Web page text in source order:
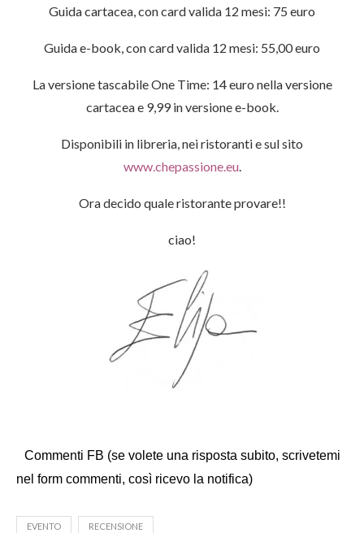
Guida cartacea, con card valida 12 mesi: 75 euro
Guida e-book, con card valida 12 mesi: 55,00 euro
La versione tascabile One Time: 14 euro nella versione
cartacea e 9,99 in versione e-book.
Disponibili in libreria, nei ristoranti e sul sito
www.chepassione.eu.
Ora decido quale ristorante provare!!
ciao!
Commenti FB (se volete una risposta subito, scrivetemi
nel form commenti, così ricevo la notifica)
EVENTO RECENSIONE